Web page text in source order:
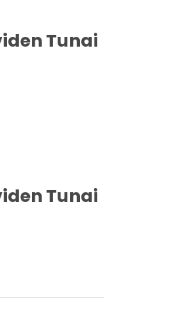
Tunai
Tunai